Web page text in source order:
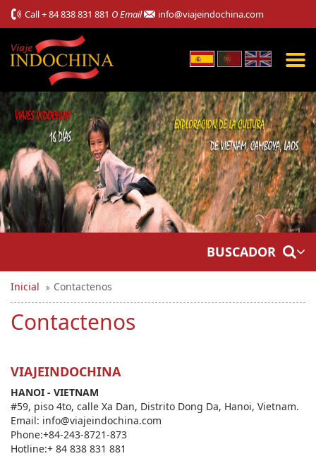
Call+ 84 838 831 881 O Email info@viajeindochina.com
BUSCADOR
Inicial Contactenos
Contactenos
VIAJEINDOCHINA
HANOI - VIETNAM
#59, piso 4to, calle Xa Dan, Distrito Dong Da, Hanoi, Vietnam.
Email: info@viajeindochina.com
Phone:+84-243-8721-873
Hotline:+ 84 838 831 881